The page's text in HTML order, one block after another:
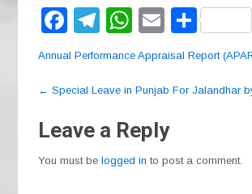
F
a
e
b
T
el
gr
a
m
W
h
s
A
p
E
m
S
h
e
Annual Performance Appraisal Report
Post
← Special Leave in Punjab For Jalandhar
Leave a Reply
You must be logged in to post a comment.